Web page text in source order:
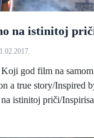
na istinitoj
Koji god film na
a true story/Inspired
istinitoj priči/